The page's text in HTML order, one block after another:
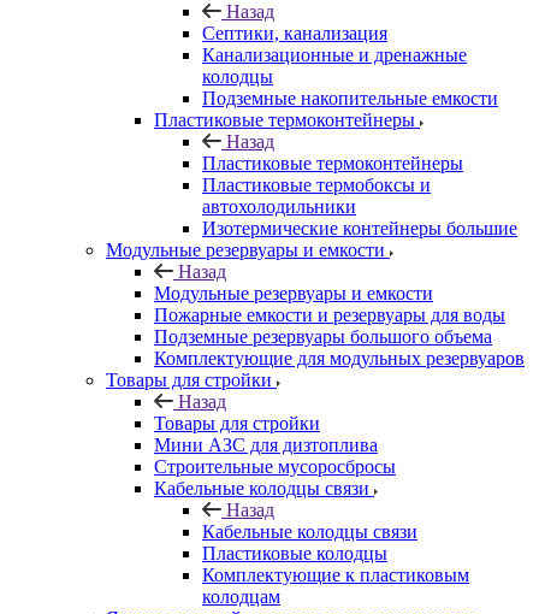
Назад
Септики, канализация
Канализационные и дренажные
колодцы
Подземные накопительные емкости
Пластиковые термоконтейнеры
Назад
Пластиковые термоконтейнеры
Пластиковые термобоксы и
автохолодильники
Изотермические контейнеры большие
Модульные резервуары и емкости
Назад
Модульные резервуары и емкости
Пожарные емкости и резервуары для воды
Подземные резервуары большого объема
Комплектующие для модульных резервуаров
Товары для стройки
Назад
Товары для стройки
Мини АЗС для дизтоплива
Строительные мусоросбросы
Кабельные колодцы связи
Назад
Кабельные колодцы связи
Пластиковые колодцы
Комплектующие к пластиковым
колодцам